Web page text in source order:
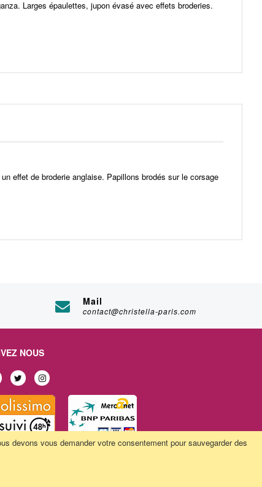
devons vous demander votre consentement pour sauvegarder des
Larges épaulettes, jupon évasé avec effets broderies.
effet de broderie anglaise. Papillons brodés sur le corsage
Mail
contact@christella-paris.com
NOUS
Multimédia